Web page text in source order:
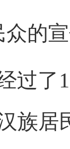
众的
过了
族